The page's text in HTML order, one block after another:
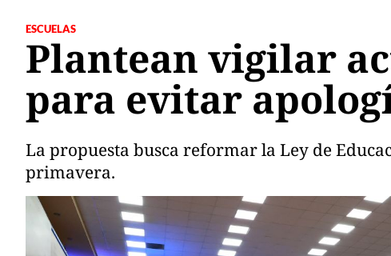
ESCUELAS
Plantean vigilar
para evitar
La propuesta busca reformar la Ley de
primavera.